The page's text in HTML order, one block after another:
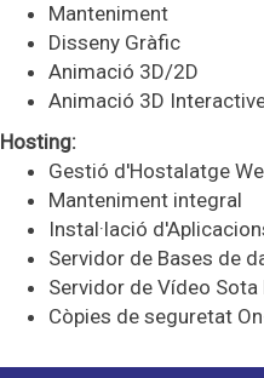
Manteniment
Disseny Gràfic
Animació 3D/2D
Animació 3D
Hosting:
Gestió d'Hostalatge
Manteniment integral
Instal·lació
Servidor de Bases de
Servidor de Vídeo Sota
Còpies de seguretat